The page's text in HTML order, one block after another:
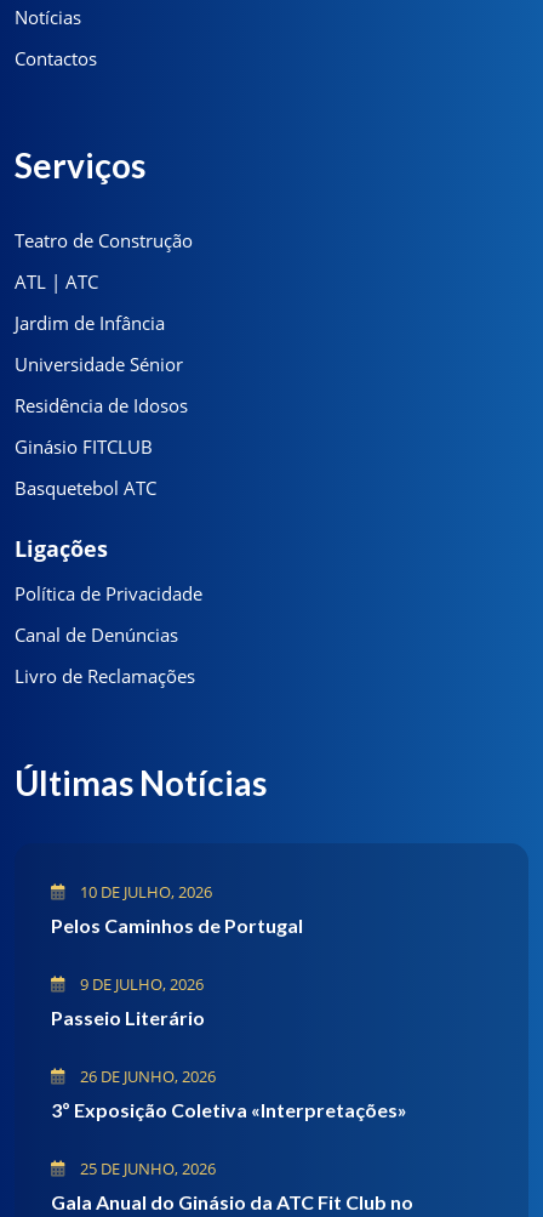
Notícias
Contactos
Serviços
Teatro de Construção
ATL | ATC
Jardim de Infância
Universidade Sénior
Residência de Idosos
Ginásio FITCLUB
Basquetebol ATC
Ligações
Política de Privacidade
Canal de Denúncias
Livro de Reclamações
Últimas Notícias
10 DE JULHO, 2026
Pelos Caminhos de Portugal
9 DE JULHO, 2026
Passeio Literário
26 DE JUNHO, 2026
3º Exposição Coletiva «Interpretações»
25 DE JUNHO, 2026
Gala Anual do Ginásio da ATC Fit Club no